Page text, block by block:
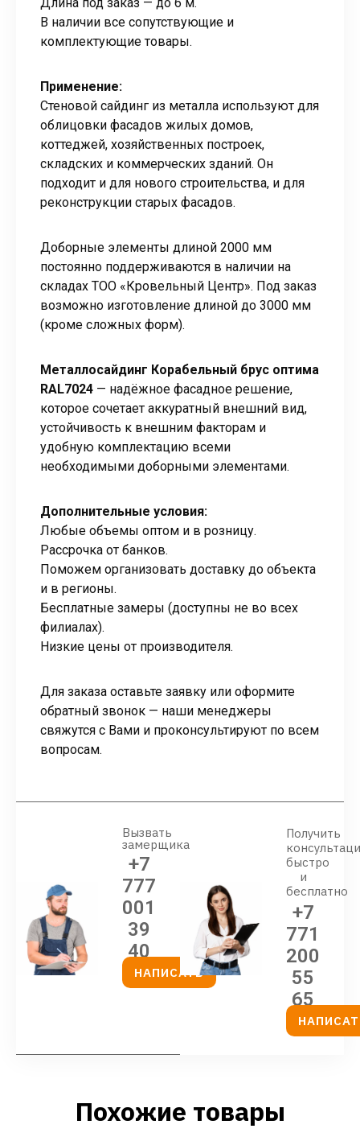
В наличии все сопутствующие и
комплектующие товары.
Применение:
Стеновой сайдинг из металла используют для
облицовки фасадов жилых домов,
коттеджей, хозяйственных построек,
складских и коммерческих зданий. Он
подходит и для нового строительства, и для
реконструкции старых фасадов.
Доборные элементы длиной 2000 мм
постоянно поддерживаются в наличии на
складах ТОО «Кровельный Центр». Под заказ
возможно изготовление длиной до 3000 мм
(кроме сложных форм).
Металлосайдинг Корабельный брус оптима
RAL7024 — надёжное фасадное решение,
которое сочетает аккуратный внешний вид,
устойчивость к внешним факторам и
удобную комплектацию всеми
необходимыми доборными элементами.
Дополнительные условия:
Любые объемы оптом и в розницу.
Рассрочка от банков.
Поможем организовать доставку до объекта
и в регионы.
Бесплатные замеры (доступны не во всех
филиалах).
Низкие цены от производителя.
Для заказа оставьте заявку или оформите
обратный звонок — наши менеджеры
свяжутся с Вами и проконсультируют по всем
вопросам.
Вызвать
замерщика
+7
777
001
39
40
НАПИСАТЬ
Получить
быстро
и
бесплатно
+7
771
200
55
65
Похожие товары